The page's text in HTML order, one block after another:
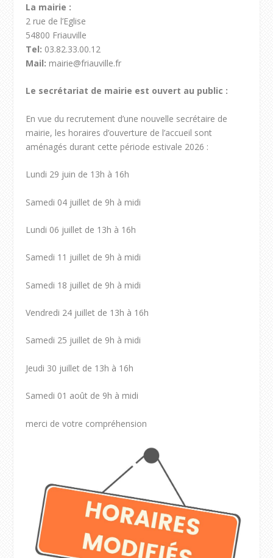
La mairie :
2 rue de l’Eglise
54800 Friauville
Tel: 03.82.33.00.12
Mail: mairie@friauville.fr
Le secrétariat de mairie est ouvert au public :
En vue du recrutement d’une nouvelle secrétaire de
mairie, les horaires d’ouverture de l’accueil sont
aménagés durant cette période estivale 2026 :
Lundi 29 juin de 13h à 16h
Samedi 04 juillet de 9h à midi
Lundi 06 juillet de 13h à 16h
Samedi 11 juillet de 9h à midi
Samedi 18 juillet de 9h à midi
Vendredi 24 juillet de 13h à 16h
Samedi 25 juillet de 9h à midi
Jeudi 30 juillet de 13h à 16h
Samedi 01 août de 9h à midi
merci de votre compréhension